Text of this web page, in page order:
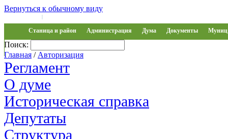
Вернуться к обычному виду
|
Станица и район Администрация Дума Документы Муниц
Обращения
Поиск:
Главная / Авторизация
Регламент
О думе
Историческая справка
Депутаты
Структура